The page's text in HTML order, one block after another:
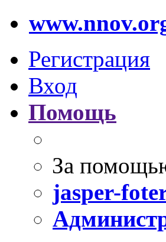
Регистрация
Вход
Помощь
За
jasper-